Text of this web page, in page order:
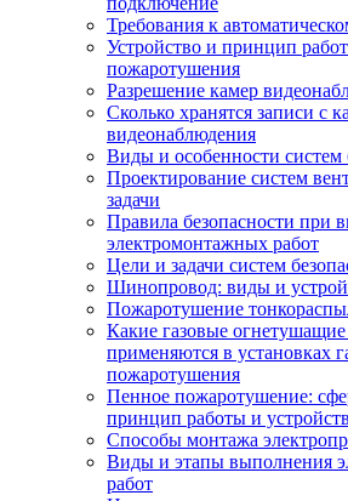
Требования к
Устройство и принцип
пожаротушения
Разрешение камер
Сколько хранятся записи с
видеонаблюдения
Виды и особенности систем
Проектирование систем
задачи
Правила безопасности при
электромонтажных работ
Цели и задачи систем
Шинопровод: виды и
Пожаротушение
Какие газовые огнетушащие
применяются в установках
пожаротушения
Пенное пожаротушение:
принцип работы и
Способы монтажа
Виды и этапы выполнения
работ